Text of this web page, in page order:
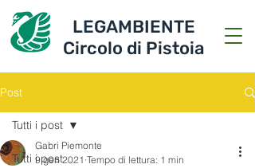
LEGAMBIENTE
Circolo di Pistoia
Post
Tutti i post
Tutti i post
Gabri Piemonte
9 gen 2021 Tempo di lettura: 1 min